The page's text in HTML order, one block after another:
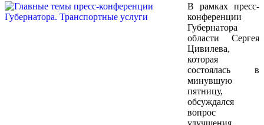
В рамках пресс-
конференции
Губернатора
области Сергея
Цивилева,
которая
состоялась в
минувшую
пятницу,
обсуждался
вопрос
улучшения